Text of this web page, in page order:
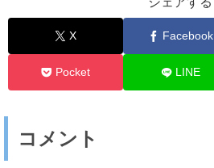
X Facebook
Pocket LINE
コメント